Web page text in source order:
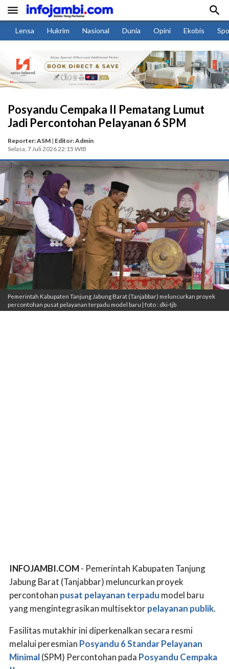
 
Lensa Hukrim Nasional Dunia Opini Ekobis
Posyandu Cempaka II Pematang Lumut
Jadi Percontohan Pelayanan 6 SPM
Reporter: ASM | Editor: Admin
Selasa, 7 Juli 2026 22:15 WIB
Pemerintah Kabupaten Tanjung Jabung Barat (Tanjabbar) meluncurkan proyek
percontohan pusat pelayanan terpadu model baru | foto : dki-tjb
INFOJAMBI.COM- Pemerintah Kabupaten Tanjung
Jabung Barat (Tanjabbar) meluncurkan proyek
percontohan pusat pelayanan terpadu model baru
yang mengintegrasikan multisektorpelayanan publik.
Fasilitas mutakhir ini diperkenalkan secara resmi
melalui peresmian Posyandu 6 Standar Pelayanan
Minimal(SPM) Percontohan pada Posyandu Cempaka